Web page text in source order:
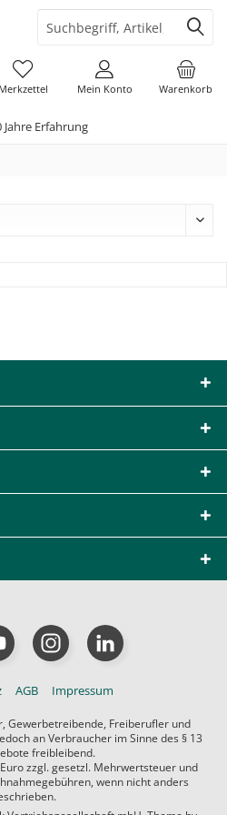
Jahre Erfahrung
Warenkorb
Merkzettel Mein Konto
AGB Impressum
Gewerbetreibende, Freiberufler und
an Verbraucher im Sinne des § 13
freibleibend.
zzgl. gesetzl. Mehrwertsteuer und
wenn nicht anders